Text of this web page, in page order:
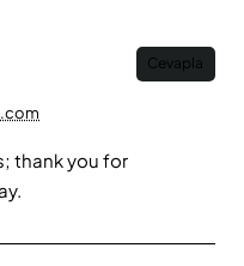
Cevapla
thank you for